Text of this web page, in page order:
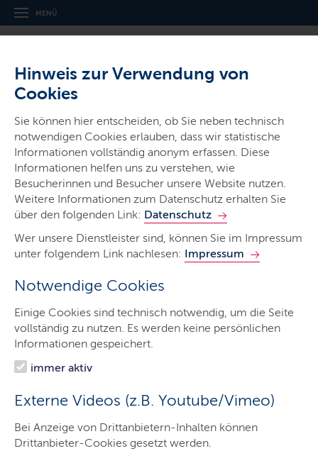
Hinweis zur Verwendung von
Cookies
Sie können hier entscheiden, ob Sie neben technisch
notwendigen Cookies erlauben, dass wir statistische
Informationen vollständig anonym erfassen. Diese
Informationen helfen uns zu verstehen, wie
Besucherinnen und Besucher unsere Website nutzen.
Weitere Informationen zum Datenschutz erhalten Sie
über den folgenden Link: Datenschutz
Wer unsere Dienstleister sind, können Sie im Impressum
unter folgendem Link nachlesen: Impressum
Notwendige Cookies
Einige Cookies sind technisch notwendig, um die Seite
vollständig zu nutzen. Es werden keine persönlichen
Informationen gespeichert.
immer aktiv
Externe Videos (z.B. Youtube/Vimeo)
Bei Anzeige von Drittanbietern-Inhalten können
Drittanbieter-Cookies gesetzt werden.
MENÜ
Schleswig-Holsteinisches
Oberlandesgericht
Gerichte & Justizbehörden
Start
Aufgaben des Gerichts
Besucher & Service
Presse & Medien
Kontakt